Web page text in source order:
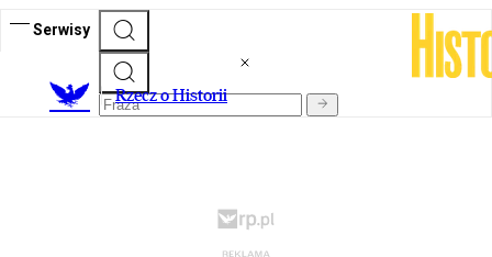
Serwisy
Rzecz o Historii